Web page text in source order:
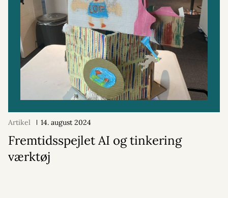
Artikel 14. august 2024
Fremtidsspejlet AI og tinkering
værktøj